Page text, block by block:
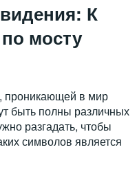
К
мосту
проникающей в мир
быть полны различных
разгадать, чтобы
символов является